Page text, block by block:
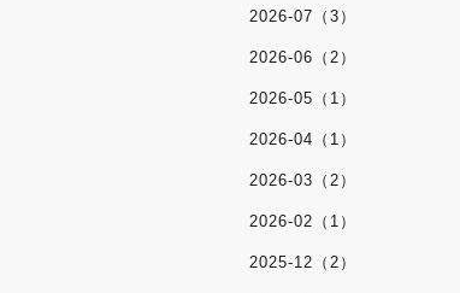
2026-07（3）
2026-06（2）
2026-05（1）
2026-04（1）
2026-03（2）
2026-02（1）
2025-12（2）